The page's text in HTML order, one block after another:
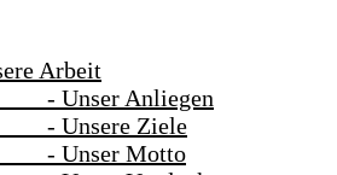
Arbeit
Anliegen
Ziele
Motto